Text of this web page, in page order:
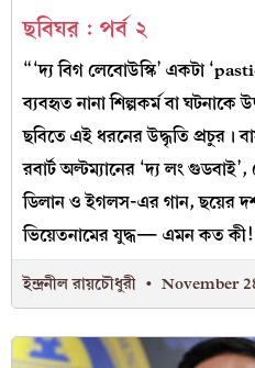
ছবিঘর : পর্ব ২
“‘দ্য বিগ লেবোউস্কি’ একটা
ব্যবহৃত নানা শিল্পকর্ম বা
ছবিতে এই ধরনের উদ্ধৃতি প্রচুর।
রবার্ট অল্টম্যানের ‘দ্য লং
ডিলান ও ইগলস-এর গান, ছয়ের
ভিয়েতনামের যুদ্ধ— এমন কত
ইন্দ্রনীল রায়চৌধুরী November